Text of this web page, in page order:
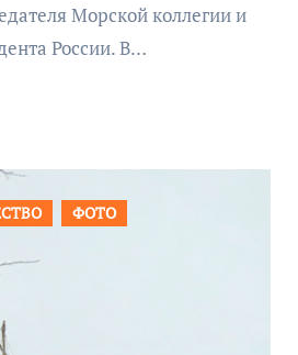
Морской коллегии и
России. В…
ФОТО